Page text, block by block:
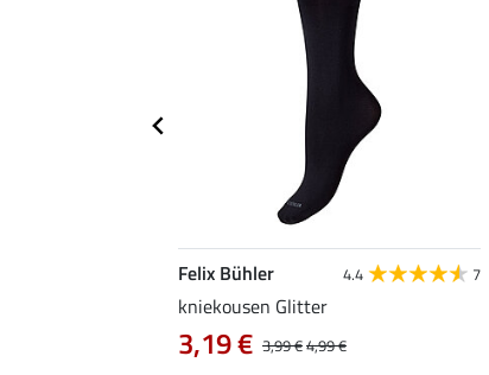
Felix Bühler 4.4 7
kniekousen Glitter
3,99 €4,99 €
3,19 €